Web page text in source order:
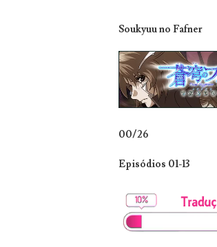
Soukyuu no Fafner
00/26
Episódios 01-13